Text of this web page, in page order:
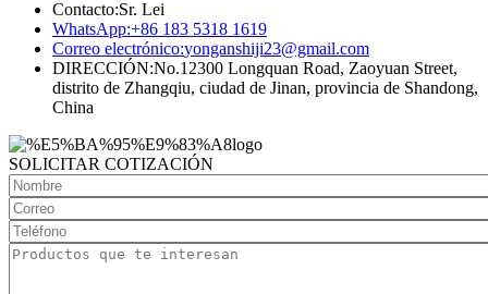
Contacto:Sr. Lei
WhatsApp:+86 183 5318 1619
Correo electrónico:yonganshiji23@gmail.com
DIRECCIÓN:No.12300 Longquan Road, Zaoyuan Street,
distrito de Zhangqiu, ciudad de Jinan, provincia de Shandong,
China
SOLICITAR COTIZACIÓN